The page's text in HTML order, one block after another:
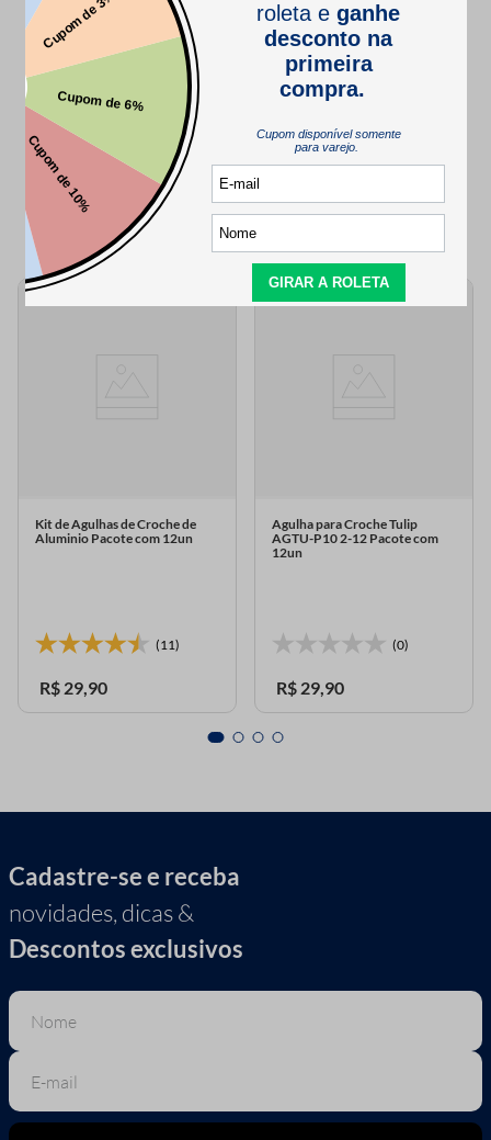
SEJA O PRIMEIRO A PERGUNTAR
QUEM VIU,TAMBÉM VIU..
Kit de Agulhas de Croche de
Aluminio Pacote com 12un
(11)
R$ 29,90
Agulha para Croche Tulip
AGTU-P10 2-12 Pacote com
12un
(0)
R$ 29,90
Cadastre-se e receba
novidades, dicas &
Descontos exclusivos